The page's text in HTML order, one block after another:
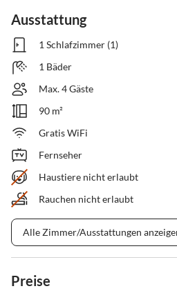
Ausstattung
1 Schlafzimmer (1)
1 Bäder
Max. 4 Gäste
90 m²
Gratis WiFi
Fernseher
Haustiere nicht erlaubt
Rauchen nicht erlaubt
Alle Zimmer/Ausstattungen
Preise